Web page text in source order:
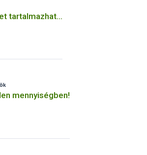
tartalmazhat…
mennyiségben!